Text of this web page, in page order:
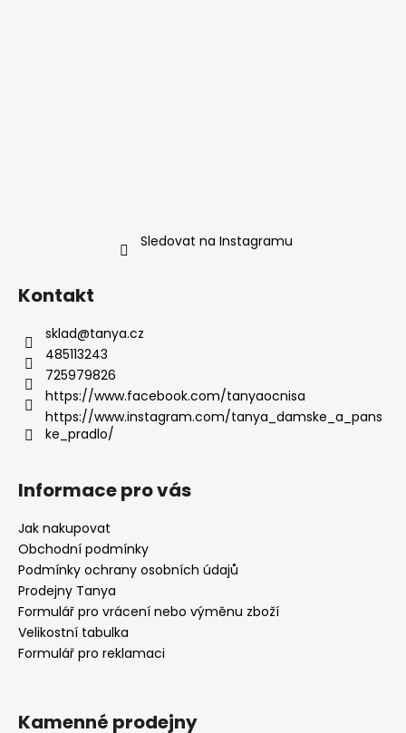
Sledovat na Instagramu
Kontakt
sklad@tanya.cz
485113243
725979826
https://www.facebook.com/tanyaocnisa
https://www.instagram.com/tanya_damske_a_pans
ke_pradlo/
Informace pro vás
Jak nakupovat
Obchodní podmínky
Podmínky ochrany osobních údajů
Prodejny Tanya
Formulář pro vrácení nebo výměnu zboží
Velikostní tabulka
Formulář pro reklamaci
Kamenné prodejny